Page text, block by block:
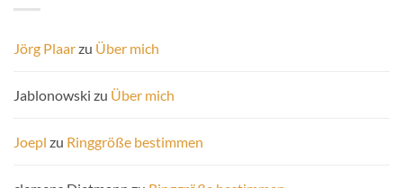
Jörg Plaarzu Über mich
Jablonowski zu Über mich
Joepl zu Ringgröße bestimmen